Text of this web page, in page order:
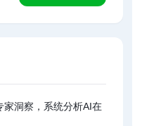
家洞察，系统分析AI在